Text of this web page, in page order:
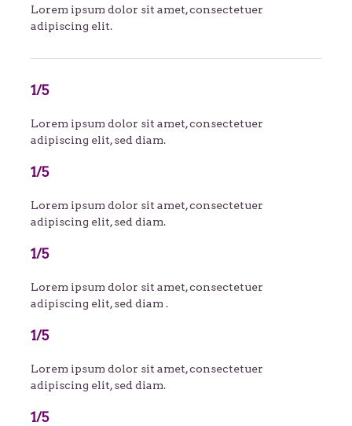
Lorem ipsum dolor sit amet, consectetuer
adipiscing elit.
1/5
Lorem ipsum dolor sit amet, consectetuer
adipiscing elit, sed diam.
1/5
Lorem ipsum dolor sit amet, consectetuer
adipiscing elit, sed diam.
1/5
Lorem ipsum dolor sit amet, consectetuer
adipiscing elit, sed diam .
1/5
Lorem ipsum dolor sit amet, consectetuer
adipiscing elit, sed diam.
1/5